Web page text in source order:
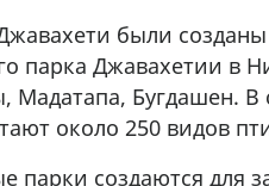
были
парка Джавахетии в
Мадатапа, Бугдашен.
около 250 видов
парки создаются для